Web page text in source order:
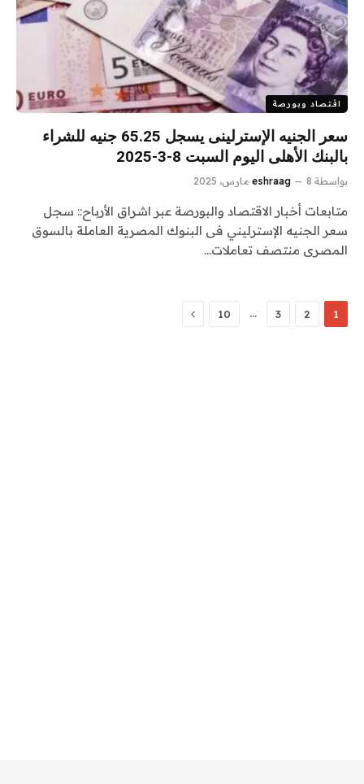
اقتصاد وبورصة
سعر الجنيه الإسترلينى يسجل 65.25 جنيه للشراء
بالبنك الأهلى اليوم السبت 8-3-2025
بواسطة eshraag 8 مارس، 2025
متابعات أخبار الاقتصاد والبورصة عبر اشراق الأرباح:: سجل
سعر الجنيه الإسترليني فى البنوك المصرية العاملة بالسوق
المصرى منتصف تعاملات…
1
2
3
…
10 التالي